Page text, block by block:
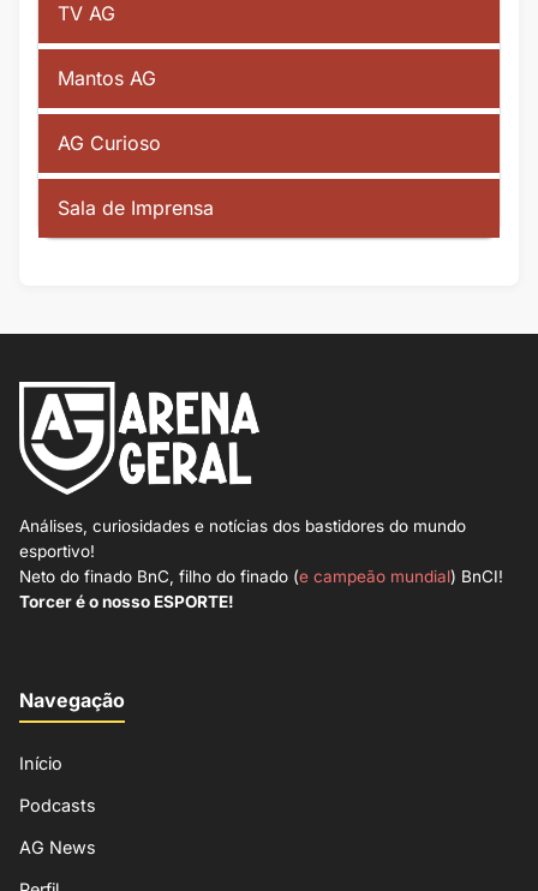
TV AG
Mantos AG
AG Curioso
Sala de Imprensa
Análises, curiosidades e notícias dos bastidores do mundo
esportivo!
Neto do finado BnC, filho do finado (e campeão mundial) BnCI!
Torcer é o nosso ESPORTE!
Navegação
Início
Podcasts
AG News